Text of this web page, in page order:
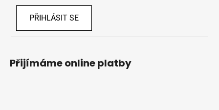
PŘIHLÁSIT SE
Přijímáme online platby